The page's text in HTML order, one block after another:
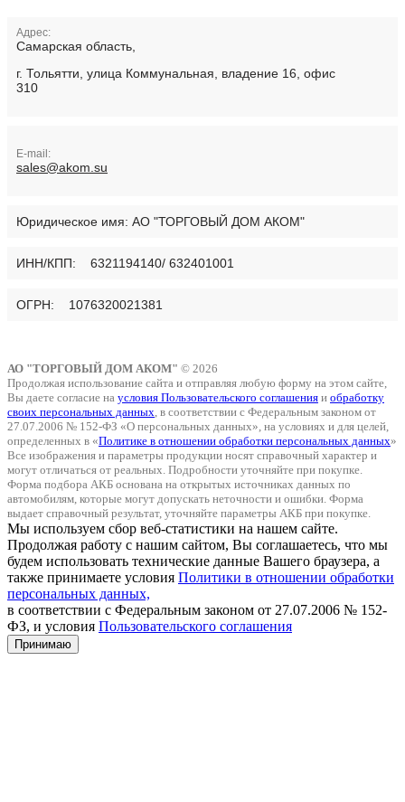
Юридическое имя: АО "ТОРГОВЫЙ ДОМ АКОМ"
ИНН/КПП: 6321194140/ 632401001
ОГРН: 1076320021381
Адрес:
Самарская область,
г. Тольятти, улица Коммунальная, владение 16, офис
310
E-mail:
sales@akom.su
АО "ТОРГОВЫЙ ДОМ АКОМ" © 2026
Продолжая использование сайта и отправляя любую форму на этом сайте,
Вы даете согласие на условия Пользовательского соглашения и обработку
своих персональных данных, в соответствии с Федеральным законом от
27.07.2006 № 152-ФЗ «О персональных данных», на условиях и для целей,
определенных в «Политике в отношении обработки персональных данных»
Все изображения и параметры продукции носят справочный характер и
могут отличаться от реальных. Подробности уточняйте при покупке.
Форма подбора АКБ основана на открытых источниках данных по
автомобилям, которые могут допускать неточности и ошибки. Форма
выдает справочный результат, уточняйте параметры АКБ при покупке.
Мы используем сбор веб-статистики на нашем сайте.
Продолжая работу с нашим сайтом, Вы соглашаетесь, что мы
будем использовать технические данные Вашего браузера, а
также принимаете условия Политики в отношении обработки
персональных данных,
в соответствии с Федеральным законом от 27.07.2006 № 152-
ФЗ, и условия Пользовательского соглашения
Принимаю